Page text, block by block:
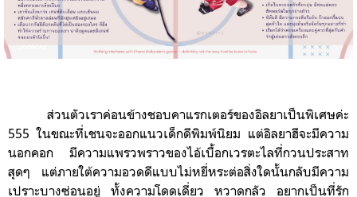
ส่วนตัวเราค่อนข้างชอบคาแรกเตอร์ของอิลยาเป็นพิเศษค่ะ
555 ในขณะที่เชนจะออกแนวเด็กดีพิมพ์นิยม แต่อิลยาฮีจะมีความ
นอกคอก มีความแพรวพราวของไอ้เบื้อกเวรตะไลที่กวนประสาท
สุดๆ แต่ภายใต้ความอวดดีแบบไม่หยี่หระต่อสิ่งใดนั้นกลับมีความ
เปราะบางซ่อนอยู่ ทั้งความโดดเดี่ยว หวาดกลัว อยากเป็นที่รัก